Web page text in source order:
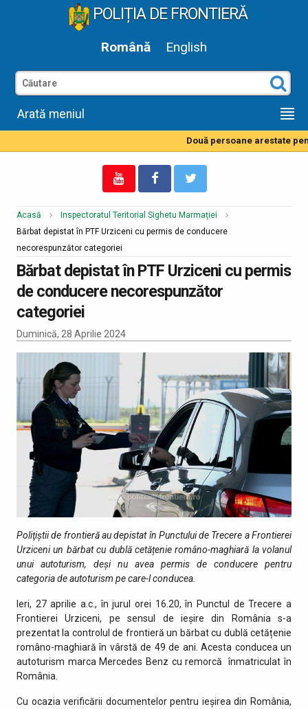
POLIȚIA DE FRONTIERĂ
Română English
Arată meniul
Două persoane arestate
Acasă
Inspectoratul Teritorial Sighetu Marmației
Bărbat depistat în PTF Urziceni cu permis de conducere
necorespunzător categoriei
Bărbat depistat în PTF Urziceni cu permis
de conducere necorespunzător
categoriei
Duminică, 28 Aprilie 2024
Poliţiştii de frontieră au depistatîn Punctului de Trecere a Frontierei
Urziceni un bărbat cu dublă cetățenie româno-maghiară la volanul
unuiautoturism, deși nu avea permis de conducere pentru
categoria de autoturism pe care-l conducea.
Ieri, 27 aprilie a.c., în jurul orei 16.20, în Punctul de Trecere a
Frontierei Urziceni, pe sensul de ieșire din România s-a
prezentat la controlul de frontieră un bărbat cu dublă cetățenie
româno-maghiară în vârstă de 49 de ani. Acesta conducea un
autoturism marca Mercedes Benz cu remorcă înmatriculat în
România.
Cu ocazia verificării documentelor pentru ieșirea din România,